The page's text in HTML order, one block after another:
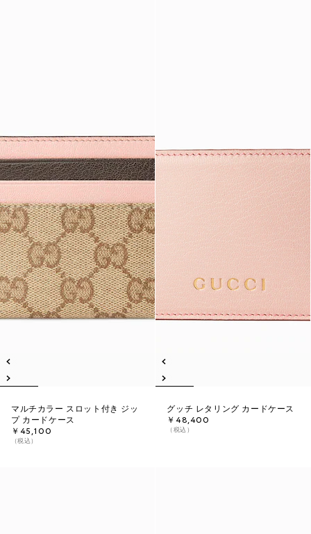
マルチカラー スロット付き ジッ
プ カードケース
￥45,100
（税込）
グッチ レタリング カードケース
￥48,400
（税込）